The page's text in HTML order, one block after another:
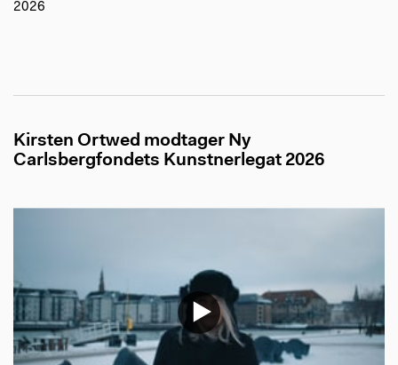
2026
Kirsten Ortwed modtager Ny
Carlsbergfondets Kunstnerlegat 2026